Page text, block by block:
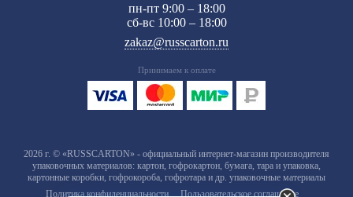
пн-пт 9:00 – 18:00
сб-вс 10:00 – 18:00
zakaz@russcarton.ru
Принимаем к оплате
2026 г. © «RUSSCARTON» - официальный интернет-магазин производителя
упаковочных материалов: картон, гофрокартон, бумага, тара и упаковка,
картонные коробки, гофрокороба, гофротара и др. упаковочные материалы
Политика конфиденциальности
Пользовательское соглашение